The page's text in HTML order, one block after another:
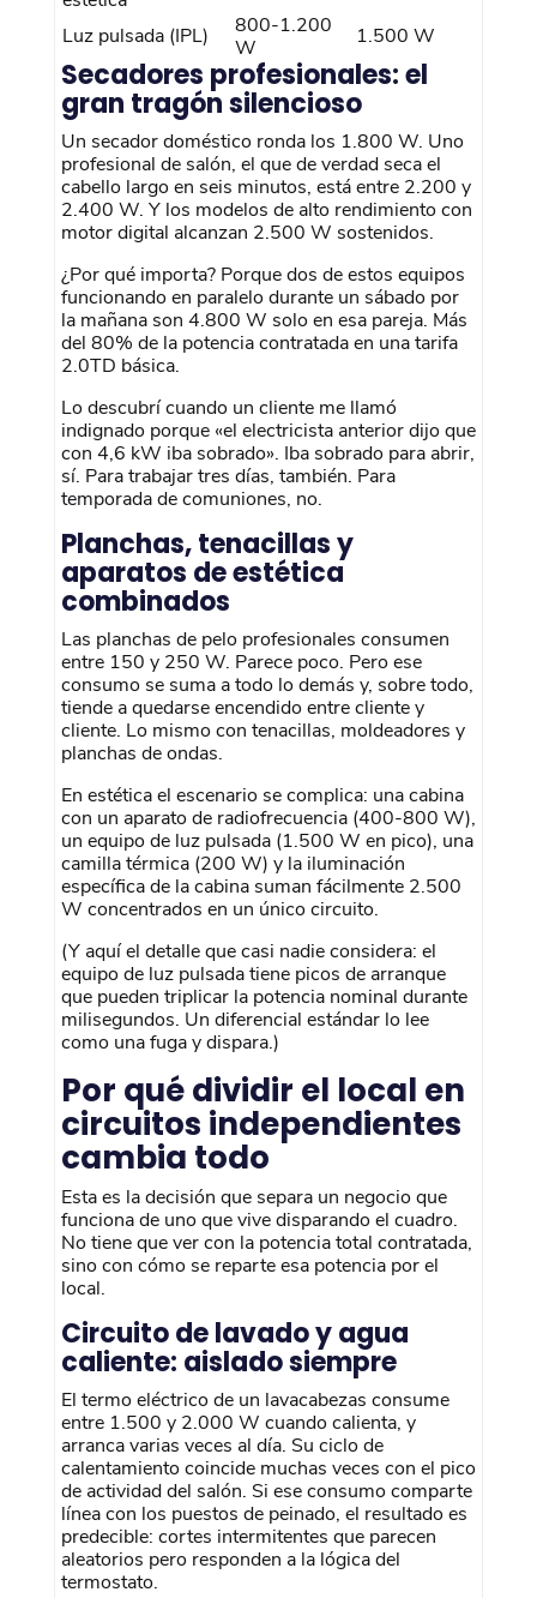
Luz pulsada (IPL)
800-1.200
W
1.500 W
Secadores profesionales: el
gran tragón silencioso
Un secador doméstico ronda los 1.800 W. Uno
profesional de salón, el que de verdad seca el
cabello largo en seis minutos, está entre 2.200 y
2.400 W. Y los modelos de alto rendimiento con
motor digital alcanzan 2.500 W sostenidos.
¿Por qué importa? Porque dos de estos equipos
funcionando en paralelo durante un sábado por
la mañana son 4.800 W solo en esa pareja. Más
del 80% de la potencia contratada en una tarifa
2.0TD básica.
Lo descubrí cuando un cliente me llamó
indignado porque «el electricista anterior dijo que
con 4,6 kW iba sobrado». Iba sobrado para abrir,
sí. Para trabajar tres días, también. Para
temporada de comuniones, no.
Planchas, tenacillas y
aparatos de estética
combinados
Las planchas de pelo profesionales consumen
entre 150 y 250 W. Parece poco. Pero ese
consumo se suma a todo lo demás y, sobre todo,
tiende a quedarse encendido entre cliente y
cliente. Lo mismo con tenacillas, moldeadores y
planchas de ondas.
En estética el escenario se complica: una cabina
con un aparato de radiofrecuencia (400-800 W),
un equipo de luz pulsada (1.500 W en pico), una
camilla térmica (200 W) y la iluminación
específica de la cabina suman fácilmente 2.500
W concentrados en un único circuito.
(Y aquí el detalle que casi nadie considera: el
equipo de luz pulsada tiene picos de arranque
que pueden triplicar la potencia nominal durante
milisegundos. Un diferencial estándar lo lee
como una fuga y dispara.)
Por qué dividir el local en
circuitos independientes
cambia todo
Esta es la decisión que separa un negocio que
funciona de uno que vive disparando el cuadro.
No tiene que ver con la potencia total contratada,
sino con cómo se reparte esa potencia por el
local.
Circuito de lavado y agua
caliente: aislado siempre
El termo eléctrico de un lavacabezas consume
entre 1.500 y 2.000 W cuando calienta, y
arranca varias veces al día. Su ciclo de
calentamiento coincide muchas veces con el pico
de actividad del salón. Si ese consumo comparte
línea con los puestos de peinado, el resultado es
predecible: cortes intermitentes que parecen
aleatorios pero responden a la lógica del
termostato.